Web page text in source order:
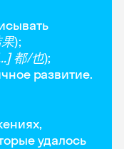
);
都/也);
развитие.
удалось